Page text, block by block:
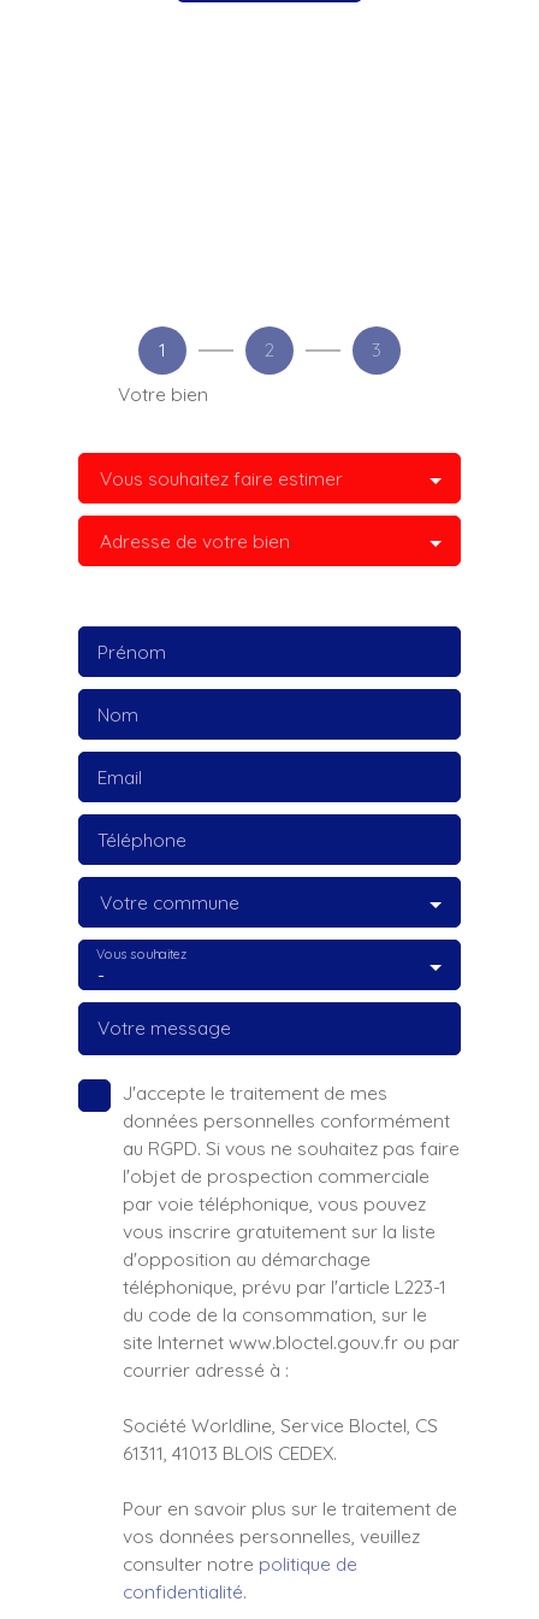
1
Votre bien
2 3
Vous souhaitez faire estimer
Adresse de votre bien
Prénom
Nom
Email
Téléphone
Votre commune
-
Vous souhaitez
Votre message
J'accepte le traitement de mes
données personnelles conformément
au RGPD. Si vous ne souhaitez pas faire
l'objet de prospection commerciale
par voie téléphonique, vous pouvez
vous inscrire gratuitement sur la liste
d'opposition au démarchage
téléphonique, prévu par l'article L223-1
du code de la consommation, sur le
site Internet www.bloctel.gouv.fr ou par
courrier adressé à :
Société Worldline, Service Bloctel, CS
61311, 41013 BLOIS CEDEX.
Pour en savoir plus sur le traitement de
vos données personnelles, veuillez
consulter notre politique de
confidentialité.